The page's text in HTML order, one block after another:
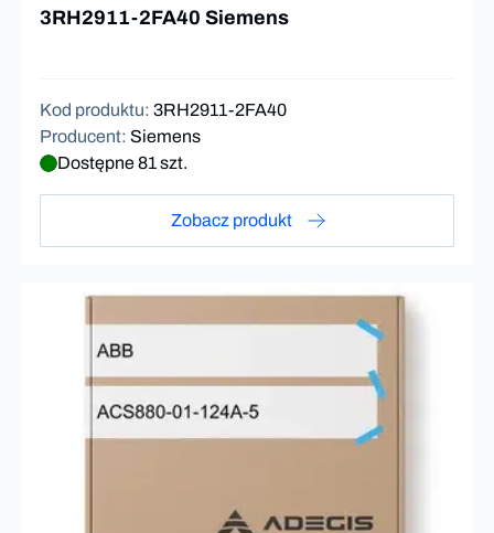
3RH2911-2FA40 Siemens
Kod produktu: 3RH2911-2FA40
Producent: Siemens
Dostępne 81 szt.
Zobacz produkt